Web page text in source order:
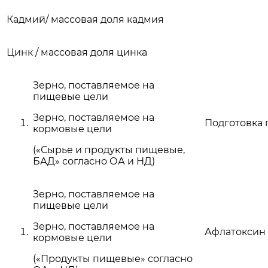
Кадмий/ массовая доля кадмия
Цинк / массовая доля цинка
Зерно, поставляемое на
пищевые цели
Зерно, поставляемое на
кормовые цели
(«Сырье и продукты пищевые,
БАД» согласно ОА и НД)
Подготовка
Зерно, поставляемое на
пищевые цели
Зерно, поставляемое на
кормовые цели
(«Продукты пищевые» согласно
Афлатоксин